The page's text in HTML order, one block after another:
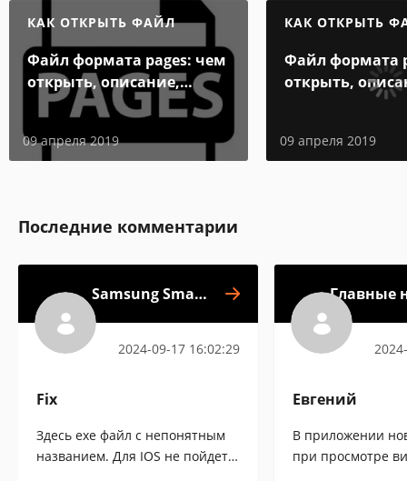
КАК ОТКРЫТЬ ФАЙЛ
Файл формата pages: чем
открыть, описание,
особенности
09 апреля 2019
КАК ОТКРЫТЬ
Файл формата
открыть,
особенности
09 апреля 2019
Последние комментарии
Samsung Smart
2024-09-17 16:02:29
Fix
Здесь exe файл с непонятным
названием. Для IOS не пойдет в
Главные
Евгений
В приложении
при просмотре